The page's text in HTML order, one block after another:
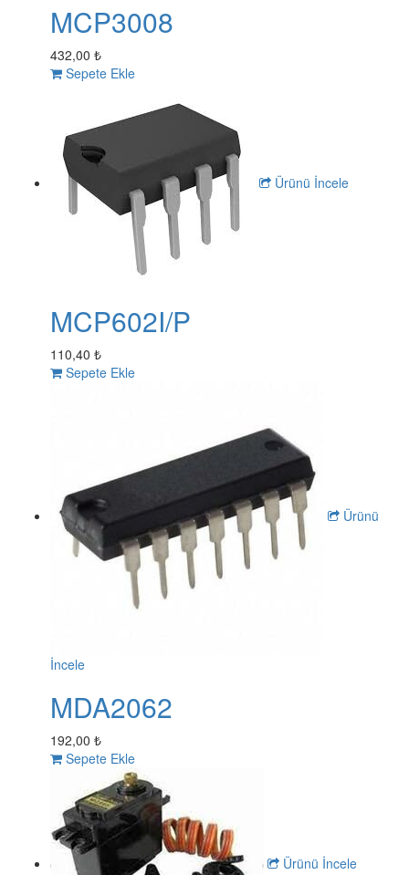
MCP3008
432,00 ₺
Sepete Ekle
Ürünü İncele
MCP602I/P
110,40 ₺
Sepete Ekle
Ürünü
İncele
MDA2062
192,00 ₺
Sepete Ekle
Ürünü İncele